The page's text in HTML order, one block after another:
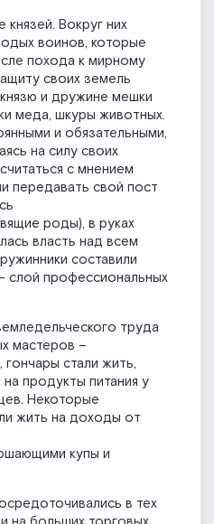
Вокруг них
воинов, которые
похода к мирному
своих земель
и дружине мешки
меда, шкуры животных.
и обязательными,
на силу своих
с мнением
передавать свой пост
роды), в руках
власть над всем
составили
профессиональных
труда
мастеров –
стали жить,
продукты питания у
Некоторые
жить на доходы от
купы и
в тех